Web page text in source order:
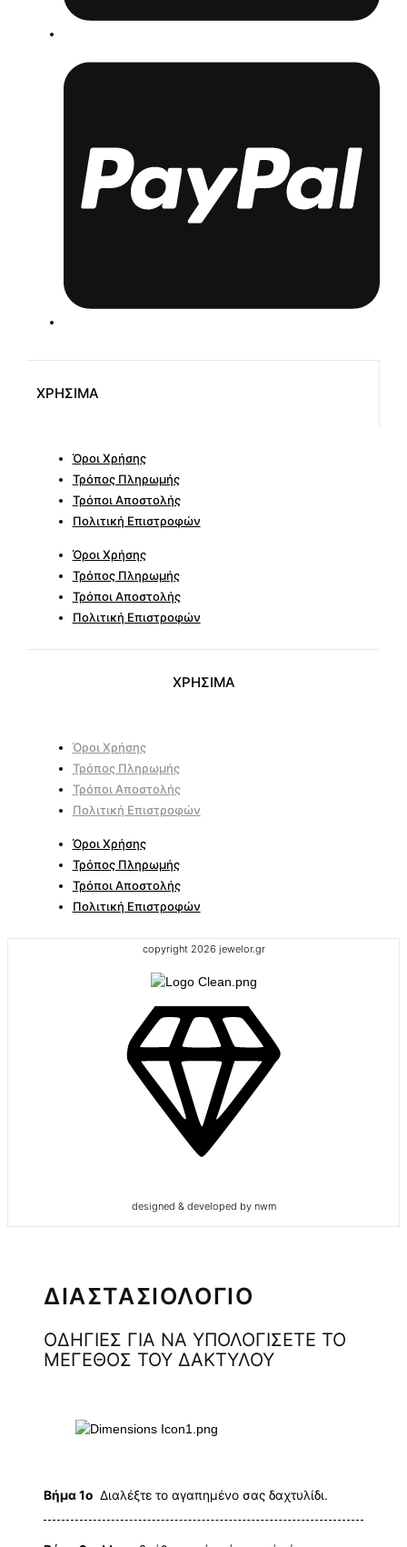
ΧΡΗΣΙΜΑ
Όροι Χρήσης
Τρόπος Πληρωμής
Τρόποι Αποστολής
Πολιτική Επιστροφών
Όροι Χρήσης
Τρόπος Πληρωμής
Τρόποι Αποστολής
Πολιτική Επιστροφών
ΧΡΗΣΙΜΑ
Όροι Χρήσης
Τρόπος Πληρωμής
Τρόποι Αποστολής
Πολιτική Επιστροφών
Όροι Χρήσης
Τρόπος Πληρωμής
Τρόποι Αποστολής
Πολιτική Επιστροφών
copyright 2026 jewelor.gr
designed & developed by nwm
ΔΙΑΣΤΑΣΙΟΛΟΓΙΟ
ΟΔΗΓΙΕΣ ΓΙΑ ΝΑ ΥΠΟΛΟΓΙΣΕΤΕ ΤΟ
ΜΕΓΕΘΟΣ ΤΟΥ ΔΑΚΤΥΛΟΥ
Βήμα 1ο Διαλέξτε το αγαπημένο σας δαχτυλίδι.